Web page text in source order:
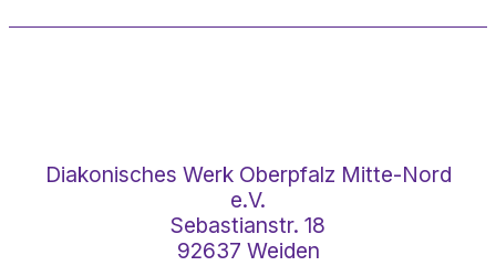
Diakonisches Werk Oberpfalz Mitte-Nord
e.V.
Sebastianstr. 18
92637 Weiden